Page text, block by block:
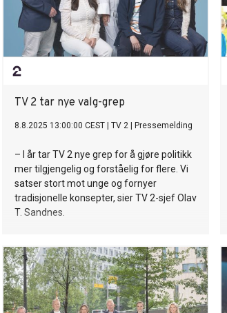
TV 2 tar nye valg-grep
8.8.2025 13:00:00 CEST TV 2 Pressemelding
– I år tar TV 2 nye grep for å gjøre politikk
mer tilgjengelig og forståelig for flere. Vi
satser stort mot unge og fornyer
tradisjonelle konsepter, sier TV 2-sjef Olav
T. Sandnes.